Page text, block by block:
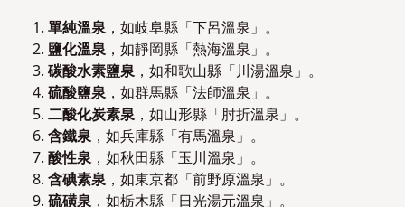
單純溫泉 ，如岐阜縣「下呂溫泉」。
鹽化溫泉 ，如靜岡縣「熱海溫泉」。
碳酸水素鹽泉 ，如和歌山縣「川湯溫泉」。
硫酸鹽泉 ，如群馬縣「法師溫泉」。
二酸化炭素泉 ，如山形縣「肘折溫泉」。
含鐵泉 ，如兵庫縣「有馬溫泉」。
酸性泉 ，如秋田縣「玉川溫泉」。
含碘素泉 ，如東京都「前野原溫泉」。
硫磺泉 ，如栃木縣「日光湯元溫泉」。